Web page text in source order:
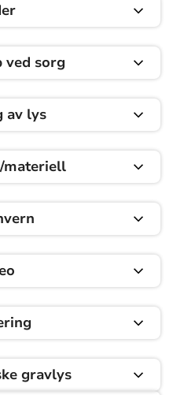
ved sorg
av lys
materiell
gravlys